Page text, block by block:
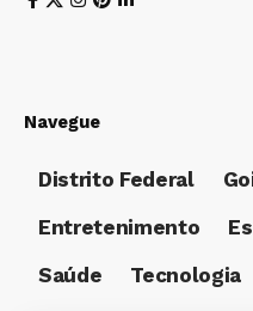
Navegue
Distrito Federal
Entretenimento
Saúde
Tecnologia